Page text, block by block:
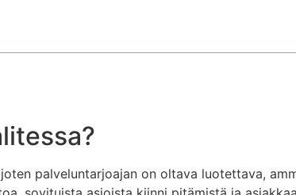
palveluntarjoajan on oltava luotettava,